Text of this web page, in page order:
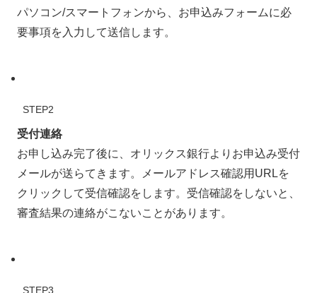
パソコン/スマートフォンから、お申込みフォームに必
要事項を入力して送信します。
STEP2
受付連絡
お申し込み完了後に、オリックス銀行よりお申込み受付
メールが送らてきます。メールアドレス確認用URLを
クリックして受信確認をします。受信確認をしないと、
審査結果の連絡がこないことがあります。
STEP3